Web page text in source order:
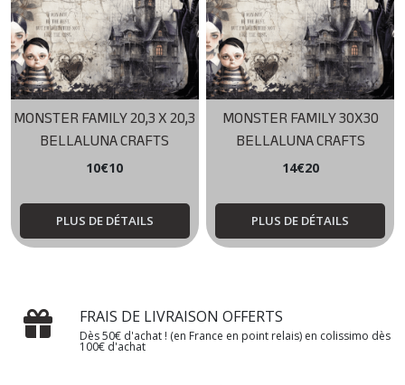
MONSTER FAMILY 20,3 X 20,3
BELLALUNA CRAFTS
10€10
PLUS DE DÉTAILS
MONSTER FAMILY 30X30
BELLALUNA CRAFTS
14€20
PLUS DE DÉTAILS
FRAIS DE LIVRAISON OFFERTS
Dès 50€ d'achat ! (en France en point relais) en colissimo dès
100€ d'achat